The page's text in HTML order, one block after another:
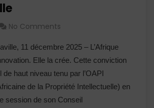
No Comments
11 décembre 2025 – L’Afrique
Elle la crée. Cette conviction
de haut niveau tenu par l’OAPI
de la Propriété Intellectuelle) en
session de son Conseil